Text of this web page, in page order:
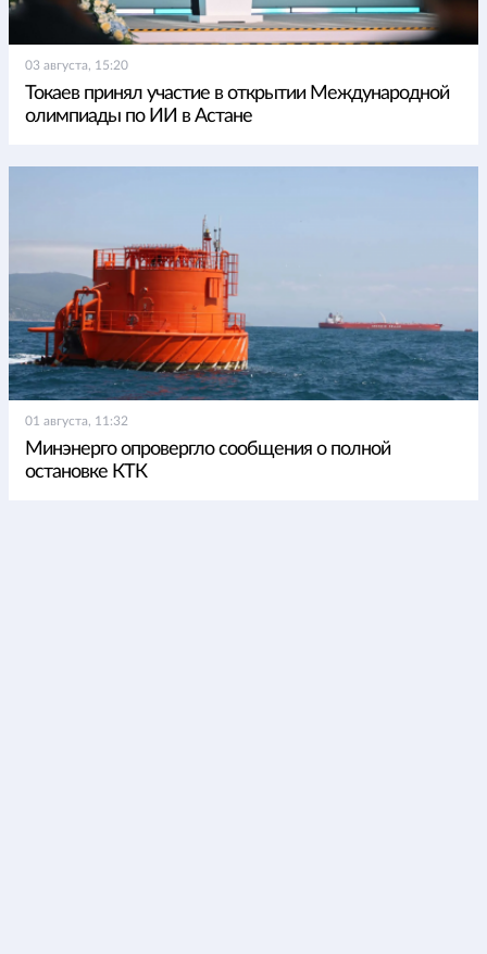
03 августа, 15:20
Токаев принял участие в открытии Международной
олимпиады по ИИ в Астане
01 августа, 11:32
Минэнерго опровергло сообщения о полной
остановке КТК